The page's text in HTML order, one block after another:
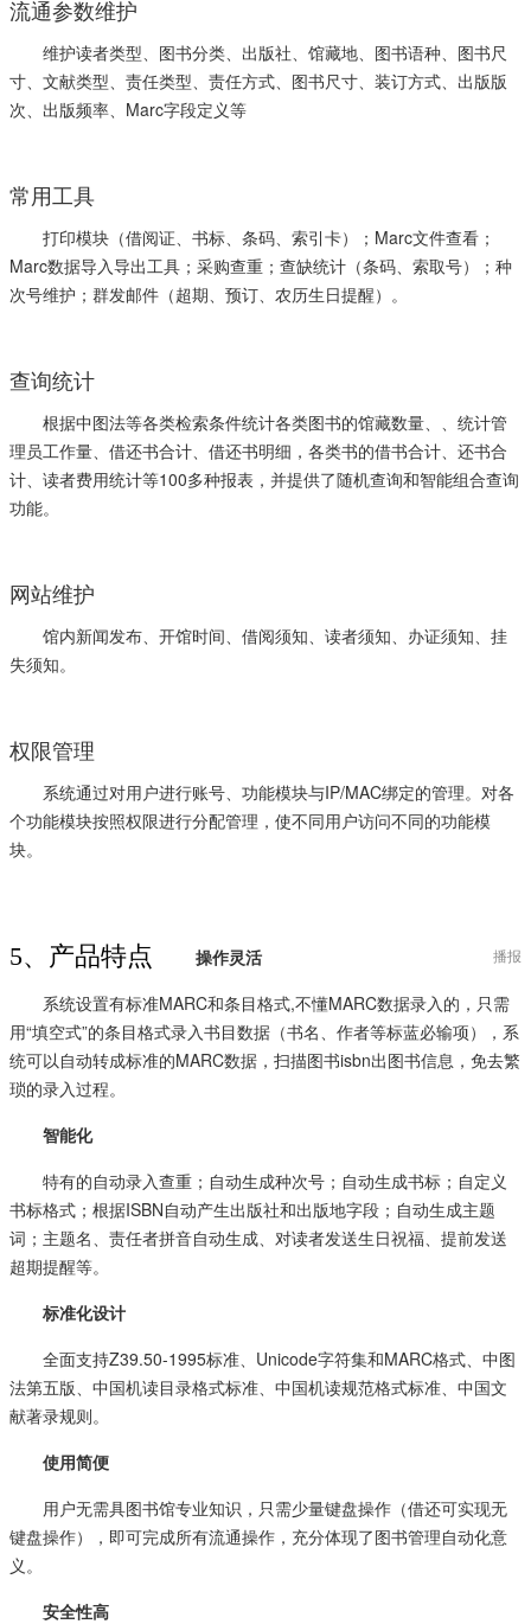
流通参数维护
维护读者类型、图书分类、出版社、馆藏地、图书语种、图书尺
寸、文献类型、责任类型、责任方式、图书尺寸、装订方式、出版版
次、出版频率、Marc字段定义等
常用工具
打印模块（借阅证、书标、条码、索引卡）；Marc文件查看；
Marc数据导入导出工具；采购查重；查缺统计（条码、索取号）；种
次号维护；群发邮件（超期、预订、农历生日提醒）。
查询统计
根据中图法等各类检索条件统计各类图书的馆藏数量、、统计管
理员工作量、借还书合计、借还书明细，各类书的借书合计、还书合
计、读者费用统计等100多种报表，并提供了随机查询和智能组合查询
功能。
网站维护
馆内新闻发布、开馆时间、借阅须知、读者须知、办证须知、挂
失须知。
权限管理
系统通过对用户进行账号、功能模块与IP/MAC绑定的管理。对各
个功能模块按照权限进行分配管理，使不同用户访问不同的功能模
块。
5、产品特点 播报
操作灵活
系统设置有标准MARC和条目格式,不懂MARC数据录入的，只需
用“填空式”的条目格式录入书目数据（书名、作者等标蓝必输项），系
统可以自动转成标准的MARC数据，扫描图书isbn出图书信息，免去繁
琐的录入过程。
智能化
特有的自动录入查重；自动生成种次号；自动生成书标；自定义
书标格式；根据ISBN自动产生出版社和出版地字段；自动生成主题
词；主题名、责任者拼音自动生成、对读者发送生日祝福、提前发送
超期提醒等。
标准化设计
全面支持Z39.50-1995标准、Unicode字符集和MARC格式、中图
法第五版、中国机读目录格式标准、中国机读规范格式标准、中国文
献著录规则。
使用简便
用户无需具图书馆专业知识，只需少量键盘操作（借还可实现无
键盘操作），即可完成所有流通操作，充分体现了图书管理自动化意
义。
安全性高